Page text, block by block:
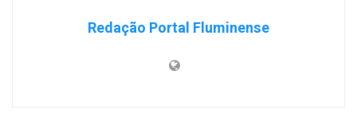
Redação Portal Fluminense